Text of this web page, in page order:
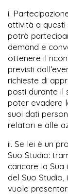
i.
attività a
potrà
demand e
ottenere il
previsti
richieste di
posti durante il
poter evadere
suoi dati
relatori e alle
ii. Se lei è un
Suo Studio:
caricare la
del Suo
vuole